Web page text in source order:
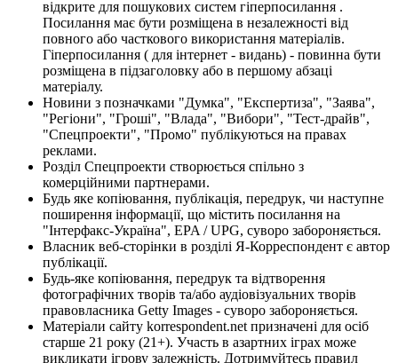
відкрите для пошукових систем гіперпосилання .
Посилання має бути розміщена в незалежності від
повного або часткового використання матеріалів.
Гіперпосилання ( для інтернет - видань) - повинна бути
розміщена в підзаголовку або в першому абзаці
матеріалу.
Новини з позначками "Думка", "Експертиза", "Заява",
"Регіони", "Гроші", "Влада", "Вибори", "Тест-драйв",
"Спецпроекти", "Промо" публікуються на правах
реклами.
Розділ Спецпроекти створюється спільно з
комерційними партнерами.
Будь яке копіювання, публікація, передрук, чи наступне
поширення інформації, що містить посилання на
"Інтерфакс-Україна", EPA / UPG, суворо забороняється.
Власник веб-сторінки в розділі Я-Корреспондент є автор
публікації.
Будь-яке копіювання, передрук та відтворення
фотографічних творів та/або аудіовізуальних творів
правовласника Getty Images - суворо забороняється.
Матеріали сайту korrespondent.net призначені для осіб
старше 21 року (21+). Участь в азартних іграх може
викликати ігрову залежність. Дотримуйтесь правил